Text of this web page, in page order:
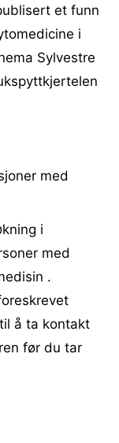
et funn
i
Sylvestre
med
i
med
.
å ta kontakt
før du tar